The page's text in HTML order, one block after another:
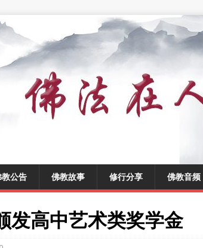
公告 佛教故事 修行分享 佛教音频
高中艺术类奖学金